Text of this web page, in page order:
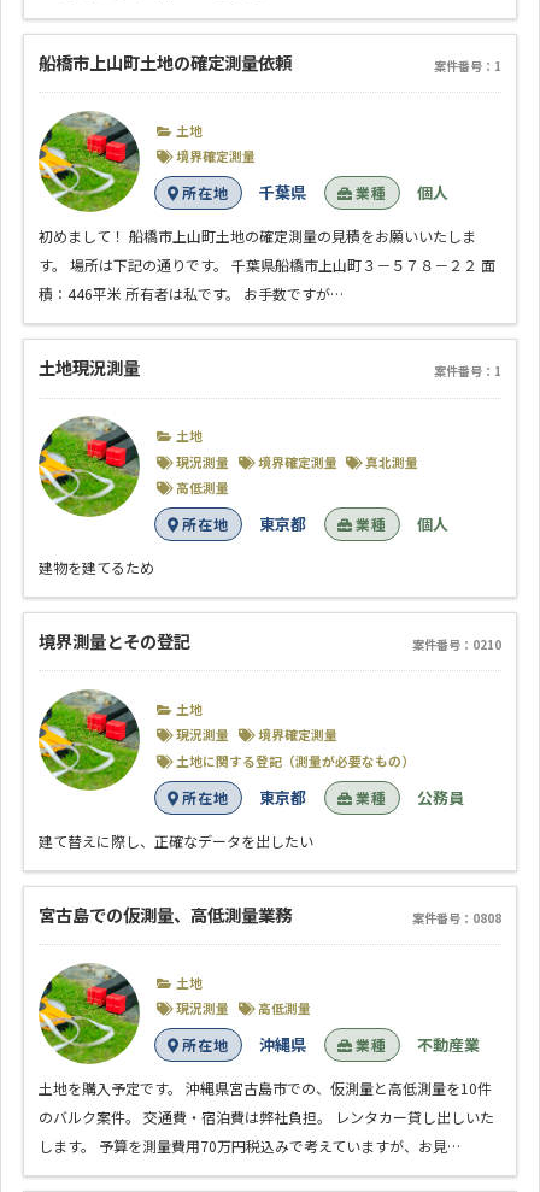
船橋市上山町土地の確定測量依頼 案件番号：1
土地
境界確定測量
所在地 千葉県 業種 個人
初めまして！ 船橋市上山町土地の確定測量の見積をお願いいたしま
す。 場所は下記の通りです。 千葉県船橋市上山町３－５７８－２２ 面
積：446平米 所有者は私です。 お手数ですが…
土地現況測量 案件番号：1
土地
現況測量
境界確定測量
真北測量
高低測量
所在地 東京都 業種 個人
建物を建てるため
境界測量とその登記 案件番号：0210
土地
現況測量
境界確定測量
土地に関する登記（測量が必要なもの）
所在地 東京都 業種 公務員
建て替えに際し、正確なデータを出したい
宮古島での仮測量、高低測量業務 案件番号：0808
土地
現況測量
高低測量
所在地 沖縄県 業種 不動産業
土地を購入予定です。 沖縄県宮古島市での、仮測量と高低測量を10件
のバルク案件。 交通費・宿泊費は弊社負担。 レンタカー貸し出しいた
します。 予算を測量費用70万円税込みで考えていますが、お見…